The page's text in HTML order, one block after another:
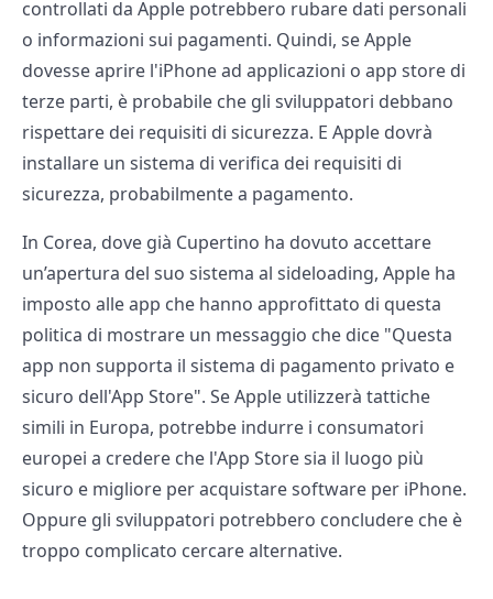
controllati da Apple potrebbero rubare dati personali
o informazioni sui pagamenti. Quindi, se Apple
dovesse aprire l'iPhone ad applicazioni o app store di
terze parti, è probabile che gli sviluppatori debbano
rispettare dei requisiti di sicurezza. E Apple dovrà
installare un sistema di verifica dei requisiti di
sicurezza, probabilmente a pagamento.
In Corea, dove già Cupertino ha dovuto accettare
un’apertura del suo sistema al sideloading, Apple ha
imposto alle app che hanno approfittato di questa
politica di mostrare un messaggio che dice "Questa
app non supporta il sistema di pagamento privato e
sicuro dell'App Store". Se Apple utilizzerà tattiche
simili in Europa, potrebbe indurre i consumatori
europei a credere che l'App Store sia il luogo più
sicuro e migliore per acquistare software per iPhone.
Oppure gli sviluppatori potrebbero concludere che è
troppo complicato cercare alternative.